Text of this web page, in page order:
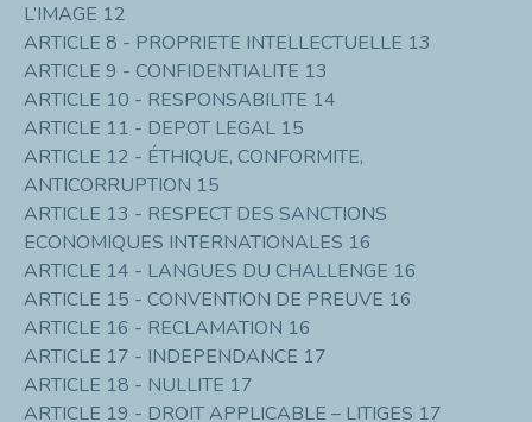
L’IMAGE 12
ARTICLE 8 - PROPRIETE INTELLECTUELLE 13
ARTICLE 9 - CONFIDENTIALITE 13
ARTICLE 10 - RESPONSABILITE 14
ARTICLE 11 - DEPOT LEGAL 15
ARTICLE 12 - ÉTHIQUE, CONFORMITE,
ANTICORRUPTION 15
ARTICLE 13 - RESPECT DES SANCTIONS
ECONOMIQUES INTERNATIONALES 16
ARTICLE 14 - LANGUES DU CHALLENGE 16
ARTICLE 15 - CONVENTION DE PREUVE 16
ARTICLE 16 - RECLAMATION 16
ARTICLE 17 - INDEPENDANCE 17
ARTICLE 18 - NULLITE 17
ARTICLE 19 - DROIT APPLICABLE – LITIGES 17